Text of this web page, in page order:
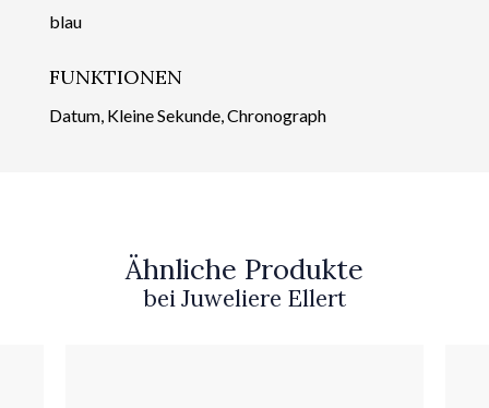
blau
FUNKTIONEN
Datum, Kleine Sekunde, Chronograph
Ähnliche Produkte
bei Juweliere Ellert